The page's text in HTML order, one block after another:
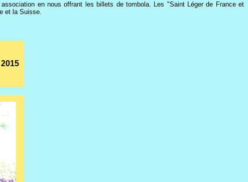
en nous offrant les billets de tombola. Les "Saint Léger de France et
et la Suisse.